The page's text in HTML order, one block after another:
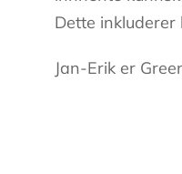
Dette
Jan-Erik er